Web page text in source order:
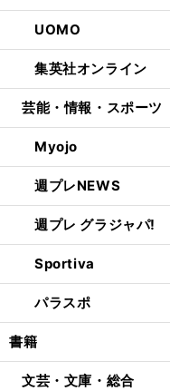
UOMO
集英社オンライン
芸能・情報・スポーツ
Myojo
週プレNEWS
週プレ グラジャパ!
Sportiva
パラスポ
書籍
文芸・文庫・総合